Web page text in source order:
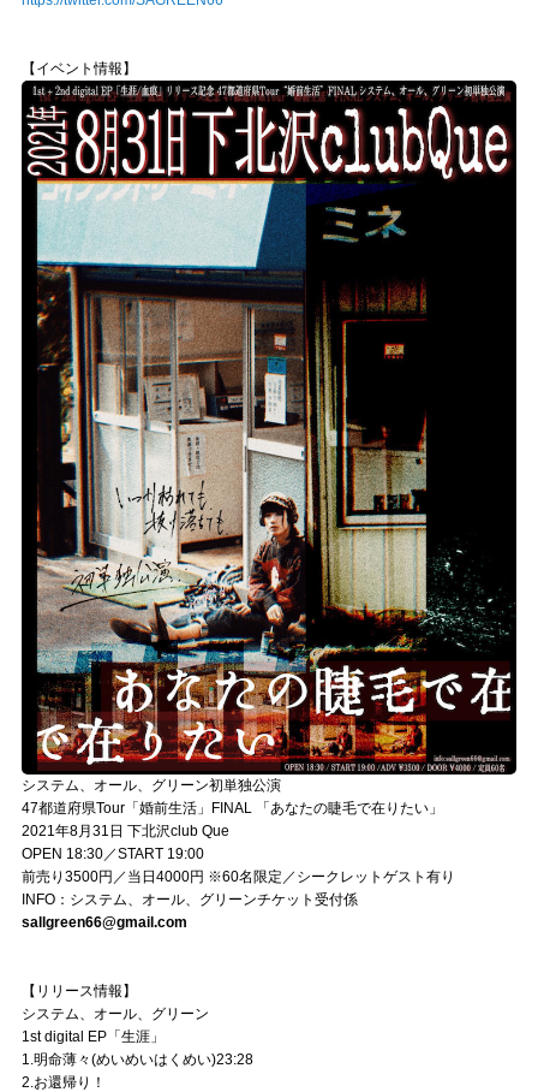
【イベント情報】
システム、オール、グリーン初単独公演
47都道府県Tour「婚前生活」FINAL 「あなたの睫毛で在りたい」
2021年8月31日 下北沢club Que
OPEN 18:30／START 19:00
前売り3500円／当日4000円 ※60名限定／シークレットゲスト有り
INFO：システム、オール、グリーンチケット受付係
sallgreen66@gmail.com
【リリース情報】
システム、オール、グリーン
1st digital EP「生涯」
1.明命薄々(めいめいはくめい)23:28
2.お還帰り！